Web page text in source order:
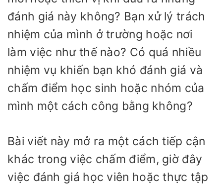
đánh giá này không? Bạn xử lý trách
nhiệm của mình ở trường hoặc nơi
làm việc như thế nào? Có quá nhiều
nhiệm vụ khiến bạn khó đánh giá và
chấm điểm học sinh hoặc nhóm của
mình một cách công bằng không?
Bài viết này mở ra một cách tiếp cận
khác trong việc chấm điểm, giờ đây
việc đánh giá học viên hoặc thực tập